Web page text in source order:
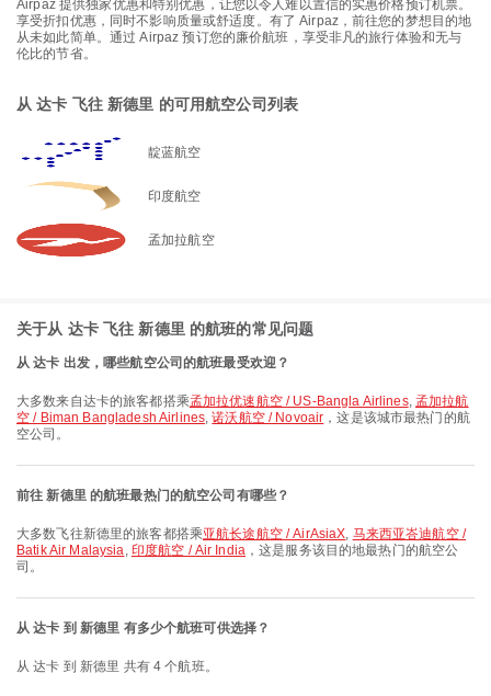
Airpaz 提供独家优惠和特别优惠，让您以令人难以置信的实惠价格预订机票。
享受折扣优惠，同时不影响质量或舒适度。有了 Airpaz，前往您的梦想目的地
从未如此简单。通过 Airpaz 预订您的廉价航班，享受非凡的旅行体验和无与
伦比的节省。
从 达卡 飞往 新德里 的可用航空公司列表
靛蓝航空
印度航空
孟加拉航空
关于从 达卡 飞往 新德里 的航班的常见问题
从 达卡 出发，哪些航空公司的航班最受欢迎？
大多数来自达卡的旅客都搭乘孟加拉优速航空 / US-Bangla Airlines,孟加拉航
空 / Biman Bangladesh Airlines,诺沃航空 / Novoair ，这是该城市最热门的航
空公司。
前往 新德里 的航班最热门的航空公司有哪些？
大多数飞往新德里的旅客都搭乘亚航长途航空 / AirAsiaX, 马来西亚峇迪航空 /
Batik Air Malaysia, 印度航空 / Air India ，这是服务该目的地最热门的航空公
司。
从 达卡 到 新德里 有多少个航班可供选择？
从 达卡 到 新德里 共有 4 个航班。